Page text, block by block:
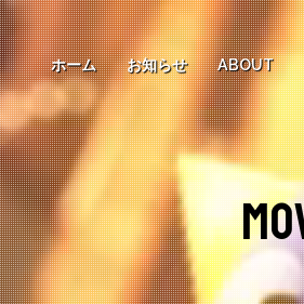
ホーム お知らせ ABOUT